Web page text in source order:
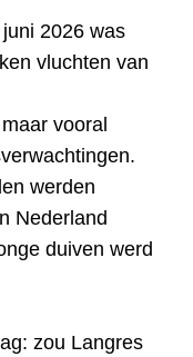
2026 was
vluchten van
vooral
werden
Nederland
duiven werd
zou Langres